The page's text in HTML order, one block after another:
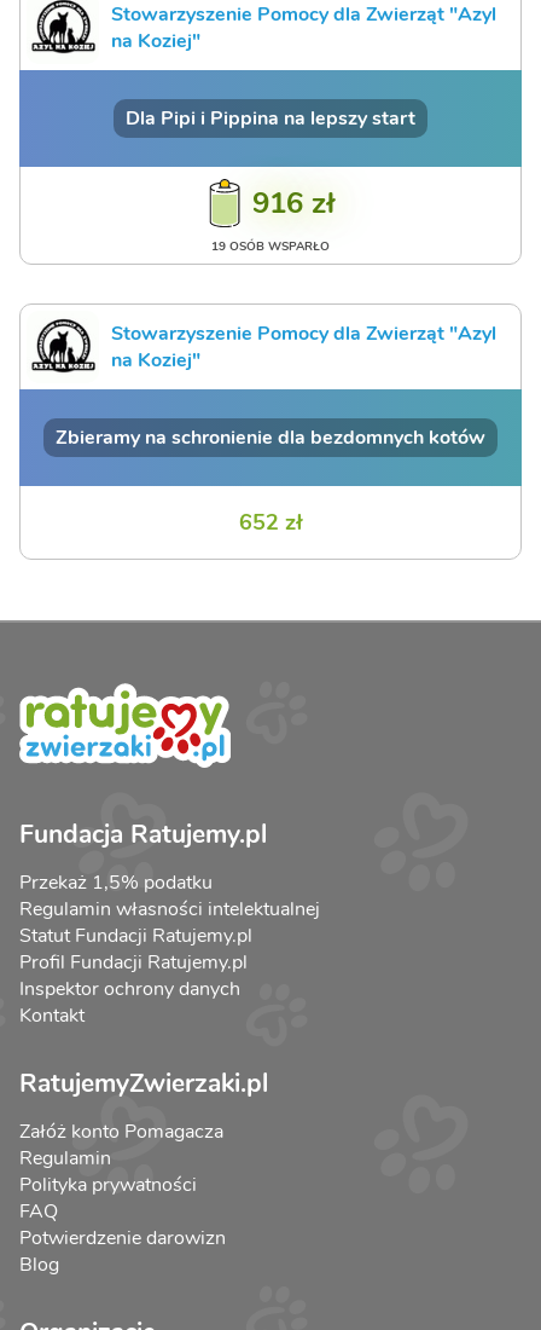
Stowarzyszenie Pomocy dla Zwierząt "Azyl
na Koziej"
Dla Pipi i Pippina na lepszy start
916 zł
19 OSÓB WSPARŁO
Stowarzyszenie Pomocy dla Zwierząt "Azyl
na Koziej"
Zbieramy na schronienie dla bezdomnych kotów
652 zł
Fundacja Ratujemy.pl
Przekaż 1,5% podatku
Regulamin własności intelektualnej
Statut Fundacji Ratujemy.pl
Profil Fundacji Ratujemy.pl
Inspektor ochrony danych
Kontakt
RatujemyZwierzaki.pl
Załóż konto Pomagacza
Regulamin
Polityka prywatności
FAQ
Potwierdzenie darowizn
Blog